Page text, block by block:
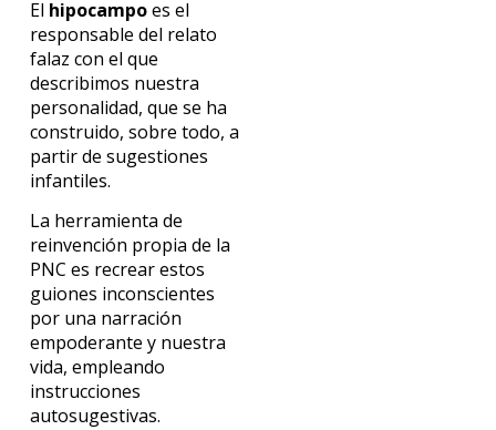
El hipocampoes el
responsable del relato
falaz con el que
describimos nuestra
personalidad, que se ha
construido, sobre todo, a
partir de sugestiones
infantiles.
La herramienta de
reinvención propia de la
PNC es recrear estos
guiones inconscientes
por una narración
empoderante y nuestra
vida, empleando
instrucciones
autosugestivas.